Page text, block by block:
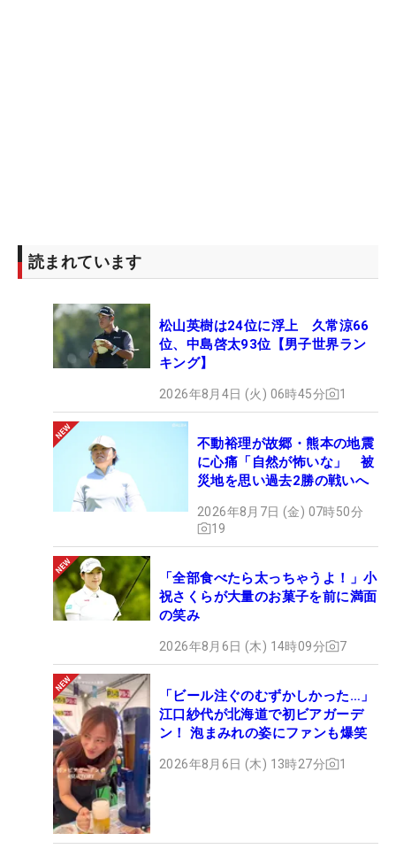
読まれています
松山英樹は24位に浮上 久常涼66
位、中島啓太93位【男子世界ラン
キング】
2026年8月4日 (火) 06時45分 1
不動裕理が故郷・熊本の地震
に心痛「自然が怖いな」 被
災地を思い過去2勝の戦いへ
2026年8月7日 (金) 07時50分
19
「全部食べたら太っちゃうよ！」小
祝さくらが大量のお菓子を前に満面
の笑み
2026年8月6日 (木) 14時09分 7
「ビール注ぐのむずかしかった…」
江口紗代が北海道で初ビアガーデ
ン！ 泡まみれの姿にファンも爆笑
2026年8月6日 (木) 13時27分 1